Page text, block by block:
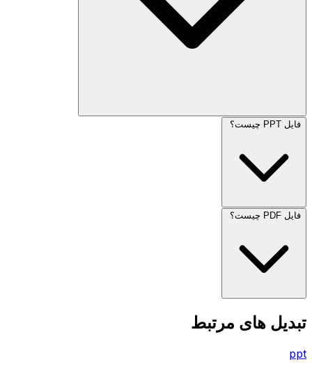
فایل PPT چیست؟
فایل PDF چیست؟
تبدیل های مرتبط
ppt